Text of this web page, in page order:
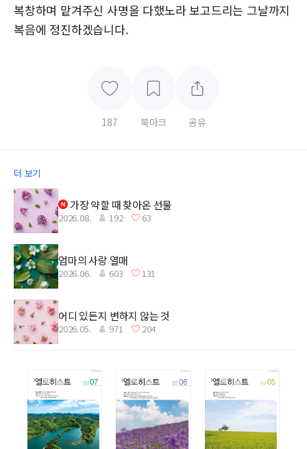
복창하며 맡겨주신 사명을 다했노라 보고드리는 그날까지
복음에 정진하겠습니다.
187 북마크 공유
더 보기
가장 약할 때 찾아온 선물
2026.08. 192 63
엄마의 사랑 열매
2026.06. 603 131
어디 있든지 변하지 않는 것
2026.05. 971 204